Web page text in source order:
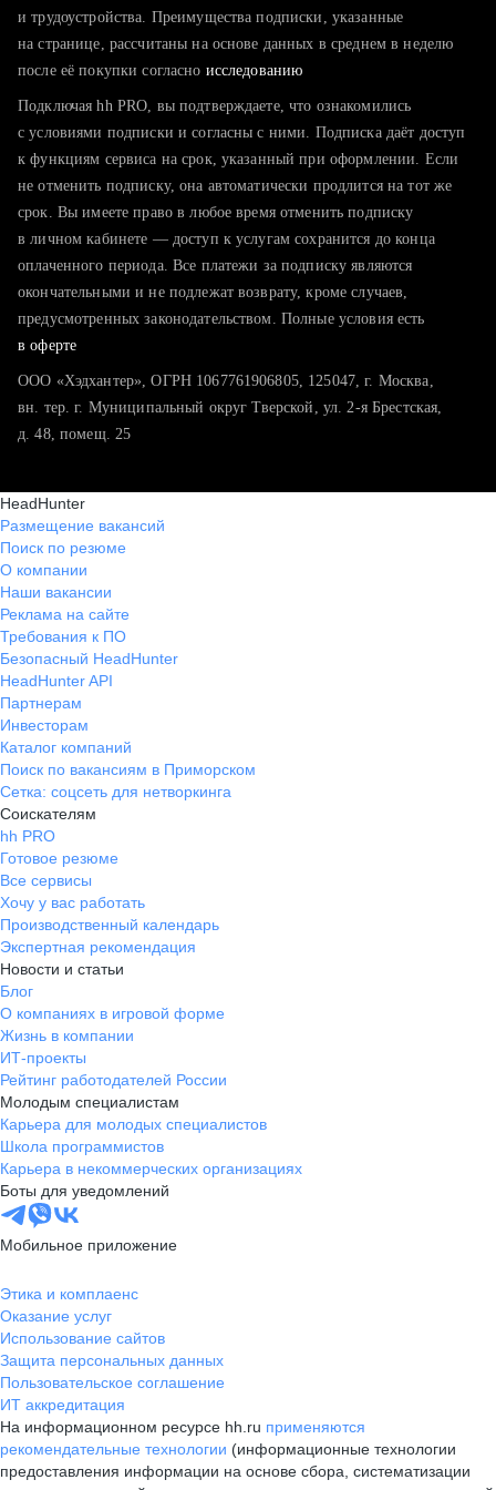
тратите много времени на поиск и вручную поднимаете
хотите сравнить себя с конкурентами и оценить шансы
и трудоустройства. Преимущества подписки, указанные
на странице, рассчитаны на основе данных в среднем в неделю
после её покупки согласно исследованию
Подключая hh PRO, вы подтверждаете, что ознакомились
с условиями подписки и согласны с ними. Подписка даёт доступ
к функциям сервиса на срок, указанный при оформлении. Если
не отменить подписку, она автоматически продлится на тот же
срок. Вы имеете право в любое время отменить подписку
в личном кабинете — доступ к услугам сохранится до конца
оплаченного периода. Все платежи за подписку являются
окончательными и не подлежат возврату, кроме случаев,
предусмотренных законодательством. Полные условия есть
в оферте
ООО «Хэдхантер», ОГРН 1067761906805, 125047, г. Москва,
вн. тер. г. Муниципальный округ Тверской, ул. 2-я Брестская,
д. 48, помещ. 25
HeadHunter
Размещение вакансий
Поиск по резюме
О компании
Наши вакансии
Реклама на сайте
Требования к ПО
Безопасный HeadHunter
HeadHunter API
Партнерам
Инвесторам
Каталог компаний
Поиск по вакансиям в Приморском
Сетка: соцсеть для нетворкинга
Соискателям
hh PRO
Готовое резюме
Все сервисы
Хочу у вас работать
Производственный календарь
Экспертная рекомендация
Новости и статьи
Блог
О компаниях в игровой форме
Жизнь в компании
ИТ-проекты
Рейтинг работодателей России
Молодым специалистам
Карьера для молодых специалистов
Школа программистов
Карьера в некоммерческих организациях
Боты для уведомлений
Мобильное приложение
Этика и комплаенс
Оказание услуг
Использование сайтов
Защита персональных данных
Пользовательское соглашение
ИТ аккредитация
На информационном ресурсе hh.ru применяются
рекомендательные технологии (информационные технологии
предоставления информации на основе сбора, систематизации